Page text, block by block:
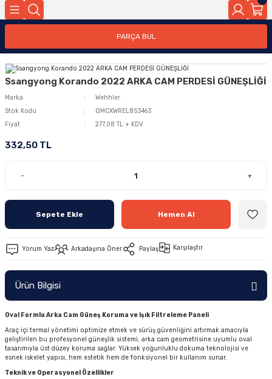
PARÇA BUL
Ssangyong Korando 2022 ARKA CAM PERDESİ GÜNEŞLİĞİ
Marka
Wehhler
Stok Kodu
QMCXWREL8S3463
Fiyat
277,08 TL + KDV
332,50 TL
- +
Sepete Ekle Hemen Al
Yorum Yaz Arkadaşına Öner Paylaş Karşılaştır
Ürün Bilgisi
Oval Formlu Arka Cam Güneş Koruma ve Işık Filtreleme Paneli
Araç içi termal yönetimi optimize etmek ve sürüş güvenliğini artırmak amacıyla
geliştirilen bu profesyonel güneşlik sistemi, arka cam geometrisine uyumlu oval
tasarımıyla üst düzey koruma sağlar. Yüksek yoğunluklu dokuma teknolojisi ve
esnek iskelet yapısı, hem estetik hem de fonksiyonel bir kullanım sunar.
Teknik ve Operasyonel Özellikler